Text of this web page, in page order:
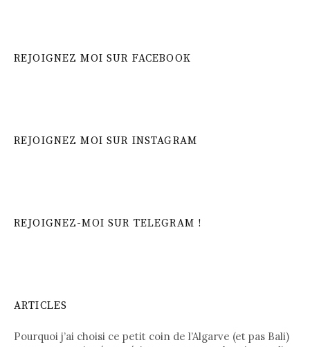
REJOIGNEZ MOI SUR FACEBOOK
REJOIGNEZ MOI SUR INSTAGRAM
REJOIGNEZ-MOI SUR TELEGRAM !
ARTICLES
Pourquoi j’ai choisi ce petit coin de l’Algarve (et pas Bali)